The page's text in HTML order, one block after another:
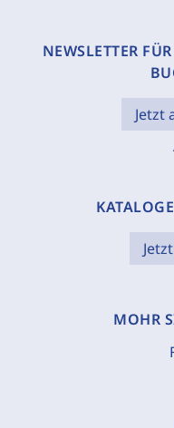
NEWSLETTER
Jetzt
MOHR